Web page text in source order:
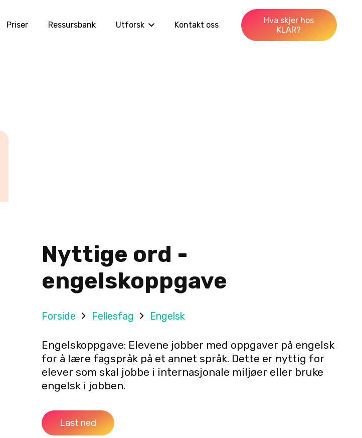
Priser Ressursbank Utforsk Kontakt oss
Hva skjer hos
KLAR?
Nyttige ord -
engelskoppgave
Forside Fellesfag Engelsk
Engelskoppgave: Elevene jobber med oppgaver på engelsk
for å lære fagspråk på et annet språk. Dette er nyttig for
elever som skal jobbe i internasjonale miljøer eller bruke
engelsk i jobben.
Last ned